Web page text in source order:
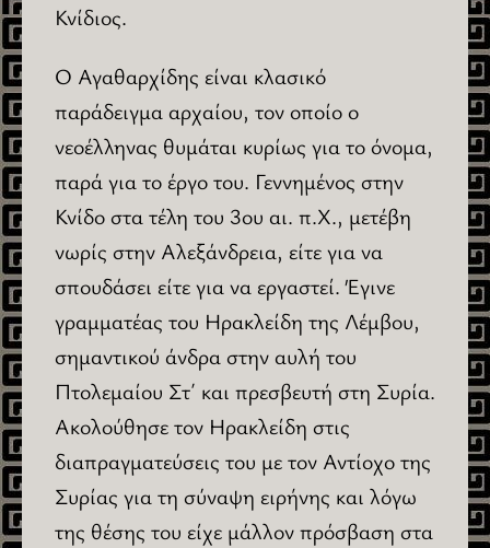
Κνίδιος.
Ο Αγαθαρχίδης είναι κλασικό
παράδειγμα αρχαίου, τον οποίο ο
νεοέλληνας θυμάται κυρίως για το όνομα,
παρά για το έργο του. Γεννημένος στην
Κνίδο στα τέλη του 3ου αι. π.Χ., μετέβη
νωρίς στην Αλεξάνδρεια, είτε για να
σπουδάσει είτε για να εργαστεί. Έγινε
γραμματέας του Ηρακλείδη της Λέμβου,
σημαντικού άνδρα στην αυλή του
Πτολεμαίου Στ΄ και πρεσβευτή στη Συρία.
Ακολούθησε τον Ηρακλείδη στις
διαπραγματεύσεις του με τον Αντίοχο της
Συρίας για τη σύναψη ειρήνης και λόγω
της θέσης του είχε μάλλον πρόσβαση στα